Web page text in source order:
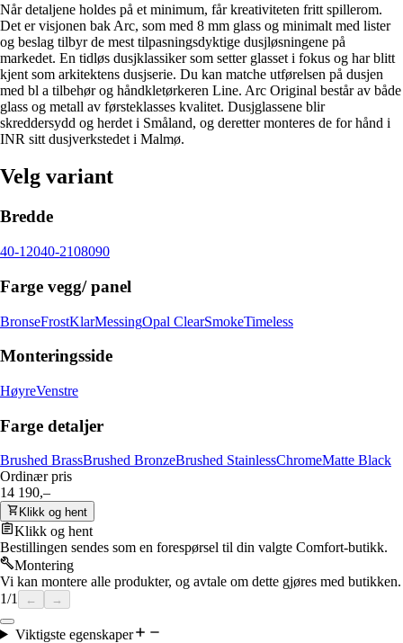
Når detaljene holdes på et minimum, får kreativiteten fritt spillerom.
Det er visjonen bak Arc, som med 8 mm glass og minimalt med lister
og beslag tilbyr de mest tilpasningsdyktige dusjløsningene på
markedet. En tidløs dusjklassiker som setter glasset i fokus og har blitt
kjent som arkitektens dusjserie. Du kan matche utførelsen på dusjen
med bl a tilbehør og håndkletørkeren Line. Arc Original består av både
glass og metall av førsteklasses kvalitet. Dusjglassene blir
skreddersydd og herdet i Småland, og deretter monteres de for hånd i
INR sitt dusjverkstedet i Malmø.
Velg variant
Bredde
40-12040-2108090
Farge vegg/ panel
BronseFrostKlarMessingOpal ClearSmokeTimeless
Monteringsside
HøyreVenstre
Farge detaljer
Brushed BrassBrushed BronzeBrushed StainlessChromeMatte Black
Ordinær pris
14 190,–
Klikk og hent
Klikk og hent
Bestillingen sendes som en forespørsel til din valgte Comfort-butikk.
Montering
Vi kan montere alle produkter, og avtale om dette gjøres med butikken.
1/1 ← →
Viktigste egenskaper